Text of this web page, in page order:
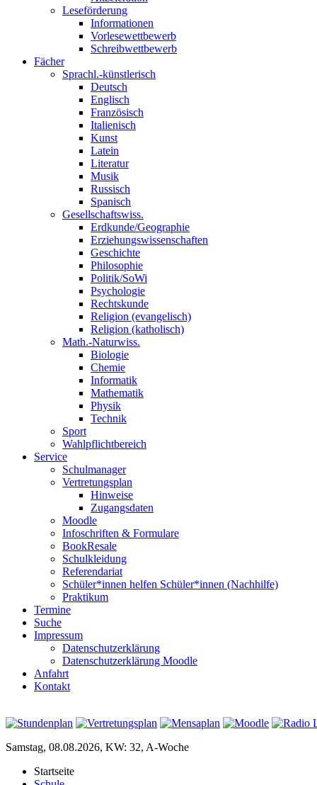
Leseförderung
Informationen
Vorlesewettbewerb
Schreibwettbewerb
Fächer
Sprachl.-künstlerisch
Deutsch
Englisch
Französisch
Italienisch
Kunst
Latein
Literatur
Musik
Russisch
Spanisch
Gesellschaftswiss.
Erdkunde/Geographie
Erziehungswissenschaften
Geschichte
Philosophie
Politik/SoWi
Psychologie
Rechtskunde
Religion (evangelisch)
Religion (katholisch)
Math.-Naturwiss.
Biologie
Chemie
Informatik
Mathematik
Physik
Technik
Sport
Wahlpflichtbereich
Service
Schulmanager
Vertretungsplan
Hinweise
Zugangsdaten
Moodle
Infoschriften & Formulare
BookResale
Schulkleidung
Referendariat
Schüler*innen helfen Schüler*innen (Nachhilfe)
Praktikum
Termine
Suche
Impressum
Datenschutzerklärung
Datenschutzerklärung Moodle
Anfahrt
Kontakt
Samstag, 08.08.2026, KW: 32, A-Woche
Startseite